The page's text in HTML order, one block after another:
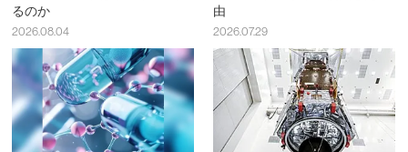
るのか
2026.08.04
由
2026.07.29